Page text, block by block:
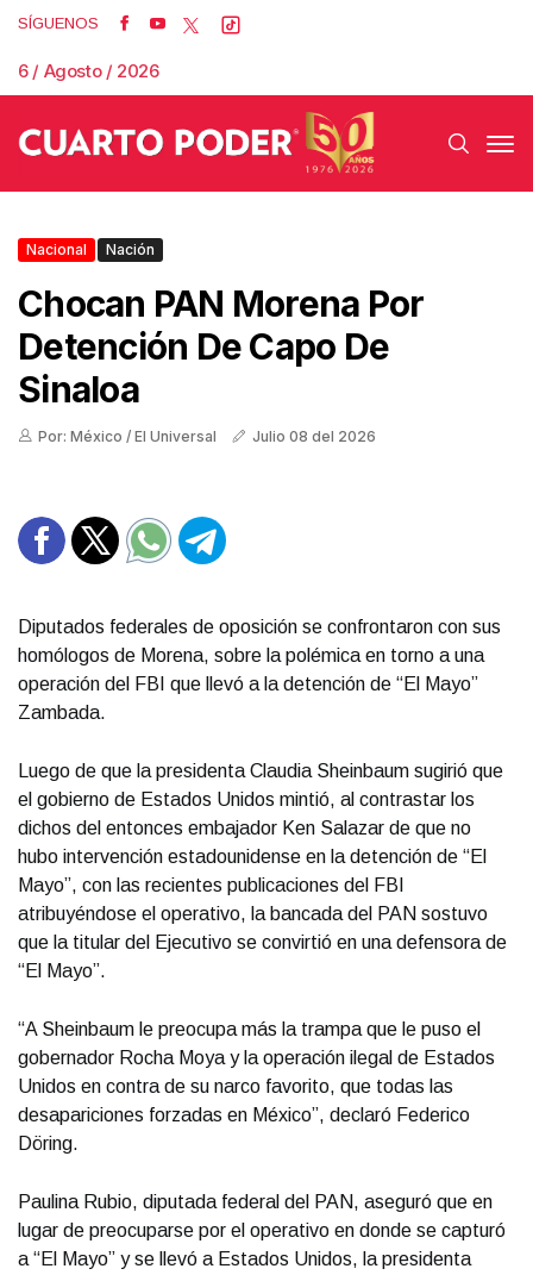
SÍGUENOS
6 / Agosto / 2026
Nacional Nación
Chocan PAN Morena Por
Detención De Capo De
Sinaloa
Por: México / El Universal Julio 08 del 2026
Diputados federales de oposición se confrontaron con sus
homólogos de Morena, sobre la polémica en torno a una
operación del FBI que llevó a la detención de “El Mayo”
Zambada.
Luego de que la presidenta Claudia Sheinbaum sugirió que
el gobierno de Estados Unidos mintió, al contrastar los
dichos del entonces embajador Ken Salazar de que no
hubo intervención estadounidense en la detención de “El
Mayo”, con las recientes publicaciones del FBI
atribuyéndose el operativo, la bancada del PAN sostuvo
que la titular del Ejecutivo se convirtió en una defensora de
“El Mayo”.
“A Sheinbaum le preocupa más la trampa que le puso el
gobernador Rocha Moya y la operación ilegal de Estados
Unidos en contra de su narco favorito, que todas las
desapariciones forzadas en México”, declaró Federico
Döring.
Paulina Rubio, diputada federal del PAN, aseguró que en
lugar de preocuparse por el operativo en donde se capturó
a “El Mayo” y se llevó a Estados Unidos, la presidenta